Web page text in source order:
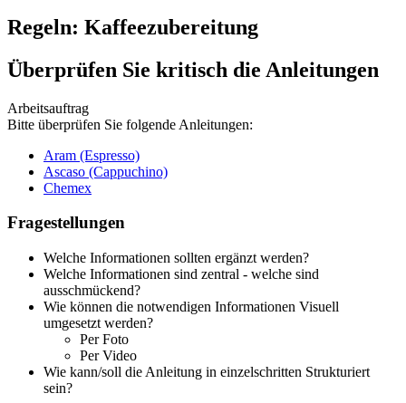
Regeln: Kaffeezubereitung
Überprüfen Sie kritisch die Anleitungen
Arbeitsauftrag
Bitte überprüfen Sie folgende Anleitungen:
Aram (Espresso)
Ascaso (Cappuchino)
Chemex
Fragestellungen
Welche Informationen sollten ergänzt werden?
Welche Informationen sind zentral - welche sind
ausschmückend?
Wie können die notwendigen Informationen Visuell
umgesetzt werden?
Per Foto
Per Video
Wie kann/soll die Anleitung in einzelschritten Strukturiert
sein?